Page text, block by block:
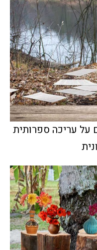
על עריכה ספרותית